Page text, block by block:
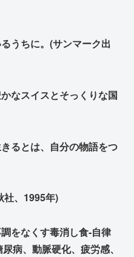
うちに。(サンマーク出
なスイスとそっくりな国
るとは、自分の物語をつ
社、1995年)
をなくす毒消し食‐自律
病、動脈硬化、疲労感、